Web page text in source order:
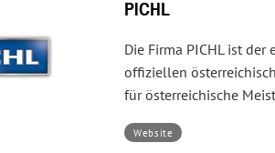
PICHL
Die Firma PICHL ist
offiziellen
für österreichische
Website
PICHL